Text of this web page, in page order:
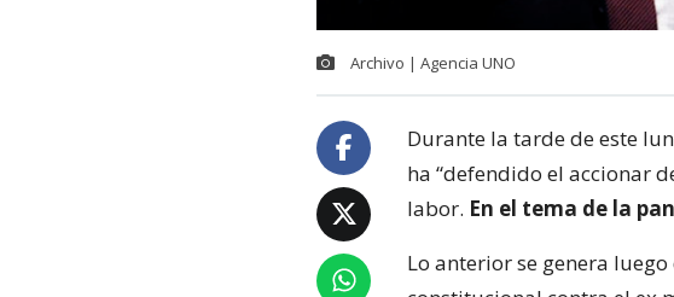
Archivo | Agencia UNO
Durante la tarde de este
ha “defendido el accionar
labor. En el tema de la
Lo anterior se genera